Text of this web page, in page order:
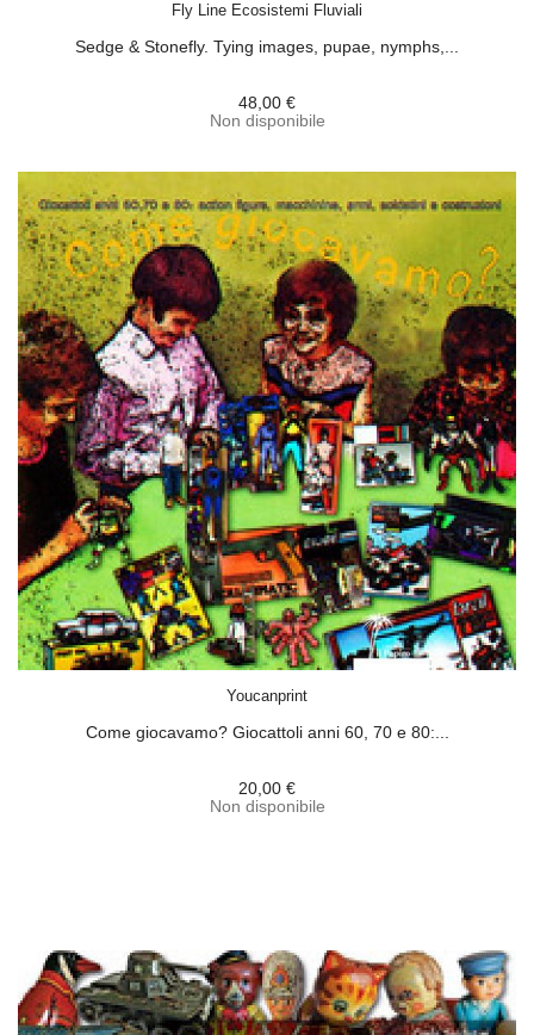
Fly Line Ecosistemi Fluviali
Sedge & Stonefly. Tying images, pupae, nymphs,...
48,00 €
Non disponibile
Youcanprint
Come giocavamo? Giocattoli anni 60, 70 e 80:...
20,00 €
Non disponibile